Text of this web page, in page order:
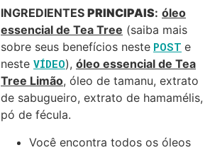
INGREDIENTES PRINCIPAIS: óleo
essencial de Tea Tree (saiba mais
sobre seus benefícios neste POST e
neste VÍDEO), óleo essencial de Tea
Tree Limão, óleo de tamanu, extrato
de sabugueiro, extrato de hamamélis,
pó de fécula.
Você encontra todos os óleos